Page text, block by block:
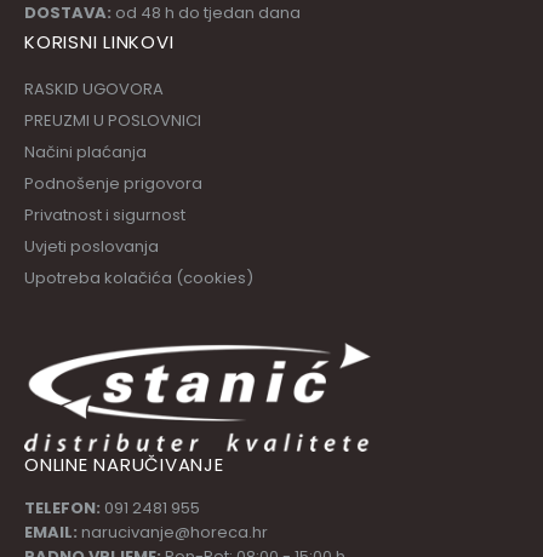
DOSTAVA: od 48 h do tjedan dana
KORISNI LINKOVI
RASKID UGOVORA
PREUZMI U POSLOVNICI
Načini plaćanja
Podnošenje prigovora
Privatnost i sigurnost
Uvjeti poslovanja
Upotreba kolačića (cookies)
ONLINE NARUČIVANJE
TELEFON: 091 2481 955
EMAIL: narucivanje@horeca.hr